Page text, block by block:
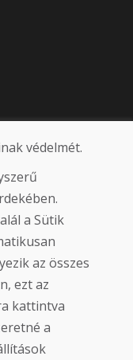
védelmét.
a Sütik
az összes
ezt az
kattintva
a